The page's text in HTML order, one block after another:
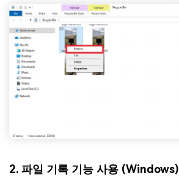
2. 파일 기록 기능 사용 (Windows)